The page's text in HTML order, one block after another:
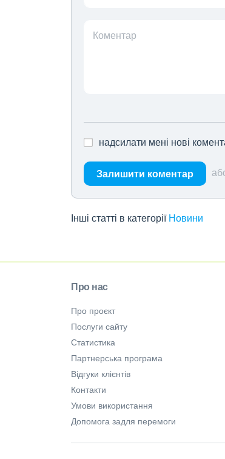
Коментар
надсилати мені нові
Залишити коментар
Інші статті в категорії Новини
Про нас
Про проєкт
Послуги сайту
Статистика
Партнерська програма
Відгуки клієнтів
Контакти
Умови використання
Допомога задля перемоги